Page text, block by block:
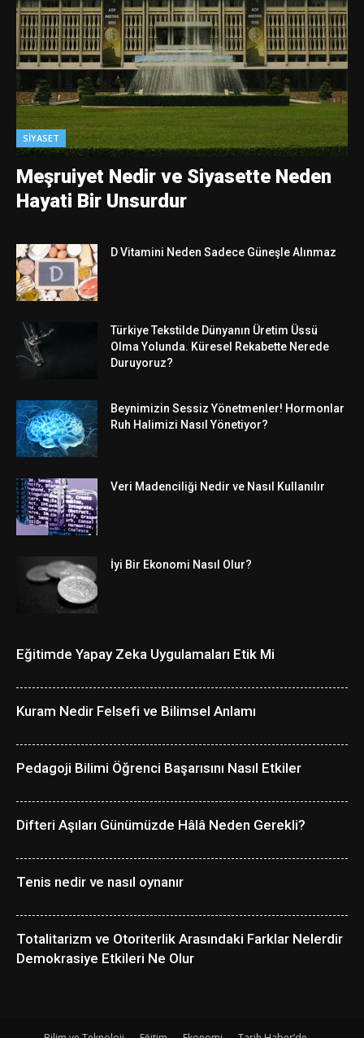
SIYASET
Meşruiyet Nedir ve Siyasette Neden
Hayati Bir Unsurdur
D Vitamini Neden Sadece Güneşle Alınmaz
Türkiye Tekstilde Dünyanın Üretim Üssü
Olma Yolunda. Küresel Rekabette Nerede
Duruyoruz?
Beynimizin Sessiz Yönetmenler! Hormonlar
Ruh Halimizi Nasıl Yönetiyor?
Veri Madenciliği Nedir ve Nasıl Kullanılır
İyi Bir Ekonomi Nasıl Olur?
Eğitimde Yapay Zeka Uygulamaları Etik Mi
Kuram Nedir Felsefi ve Bilimsel Anlamı
Pedagoji Bilimi Öğrenci Başarısını Nasıl Etkiler
Difteri Aşıları Günümüzde Hâlâ Neden Gerekli?
Tenis nedir ve nasıl oynanır
Totalitarizm ve Otoriterlik Arasındaki Farklar Nelerdir
Demokrasiye Etkileri Ne Olur